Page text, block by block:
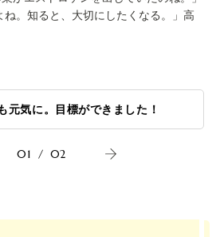
。知ると、大切にしたくなる。」高
元気に。目標ができました！
01 / 02